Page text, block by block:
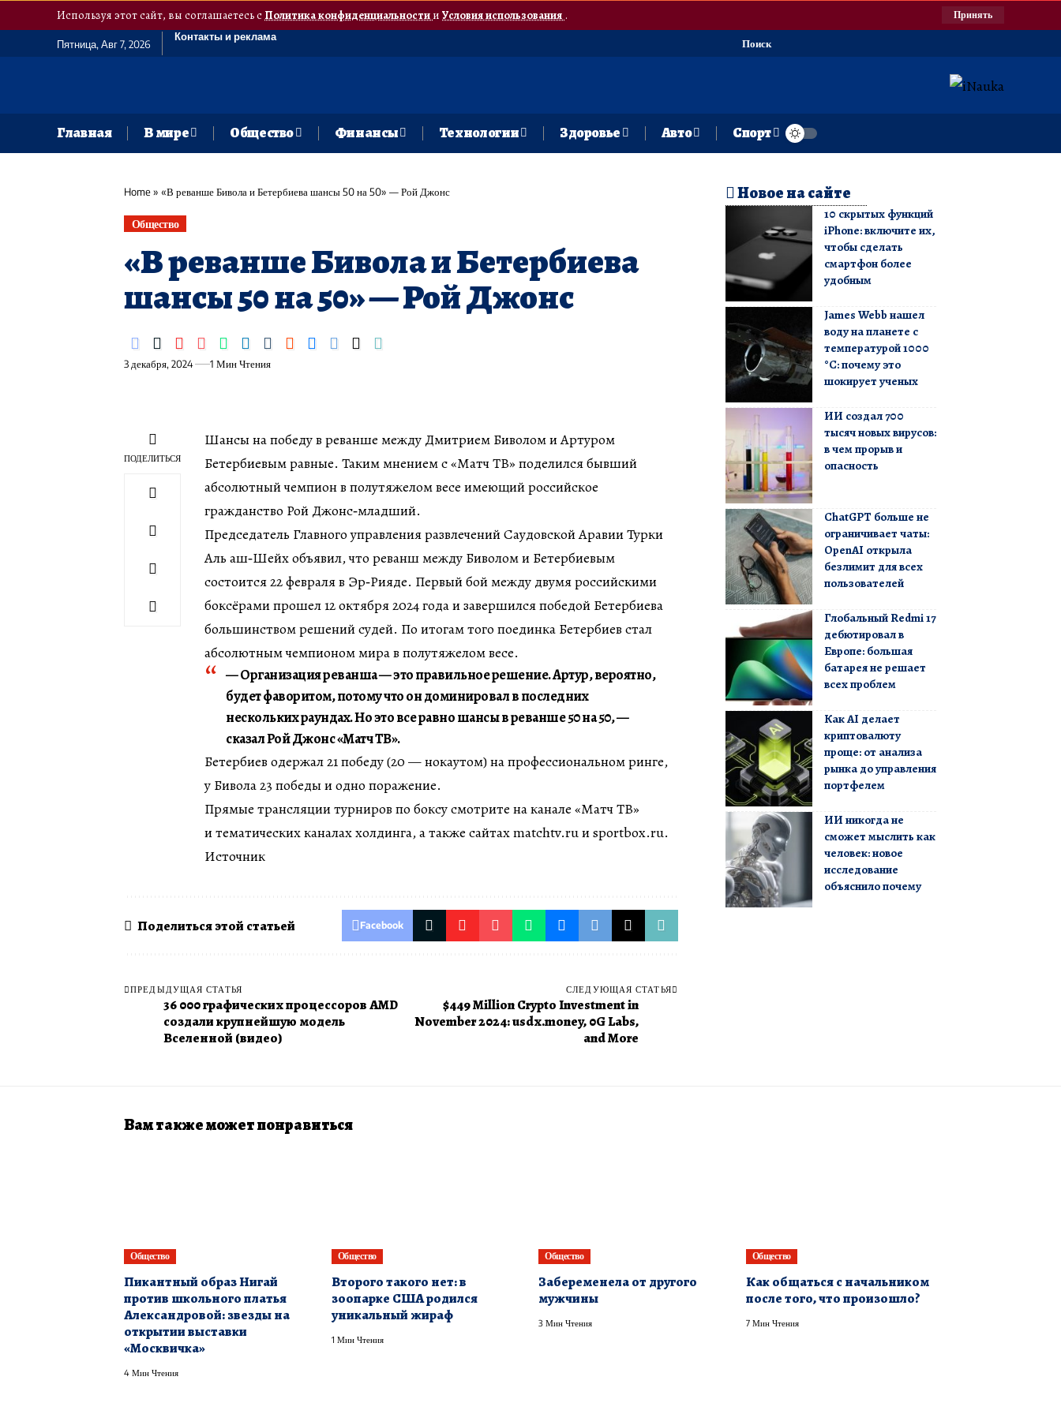
Используя этот сайт, вы соглашаетесь сПолитика конфиденциальностии Условия использования. Принять
Пятница, Авг 7, 2026
Контакты и реклама
Поиск
Главная В мире Общество Финансы Технологии Здоровье Авто Спорт
Home» «В реванше Бивола и Бетербиева шансы 50 на 50» — Рой Джонс
Общество
«В реванше Бивола и Бетербиева
шансы 50 на 50» — Рой Джонс
3 декабря, 2024 1 Мин Чтения
ПОДЕЛИТЬСЯ
Шансы на победу в реванше между Дмитрием Биволом и Артуром
Бетербиевым равные. Таким мнением с «Матч ТВ» поделился бывший
абсолютный чемпион в полутяжелом весе имеющий российское
гражданство Рой Джонс‑младший.
Председатель Главного управления развлечений Саудовской Аравии Турки
Аль аш‑Шейх объявил, что реванш между Биволом и Бетербиевым
состоится 22 февраля в Эр‑Рияде. Первый бой между двумя российскими
боксёрами прошел 12 октября 2024 года и завершился победой Бетербиева
большинством решений судей. По итогам того поединка Бетербиев стал
абсолютным чемпионом мира в полутяжелом весе.
— Организация реванша — это правильное решение. Артур, вероятно,
будет фаворитом, потому что он доминировал в последних
нескольких раундах. Но это все равно шансы в реванше 50 на 50, —
сказал Рой Джонс «Матч ТВ».
Бетербиев одержал 21 победу (20 — нокаутом) на профессиональном ринге,
у Бивола 23 победы и одно поражение.
Прямые трансляции турниров по боксу смотрите на канале «Матч ТВ»
и тематических каналах холдинга, а также сайтах matchtv.ru и sportbox.ru.
Источник
Поделиться этой статьей Facebook
ПРЕДЫДУЩАЯ СТАТЬЯ
36 000 графических процессоров AMD
создали крупнейшую модель
Вселенной (видео)
СЛЕДУЮЩАЯ СТАТЬЯ
$449 Million Crypto Investment in
November 2024: usdx.money, 0G Labs,
and More
Новое на сайте
10 скрытых функций
iPhone: включите их,
чтобы сделать
смартфон более
удобным
James Webb нашел
воду на планете с
температурой 1000
°C: почему это
шокирует ученых
ИИ создал 700
тысяч новых вирусов:
в чем прорыв и
опасность
ChatGPT больше не
ограничивает чаты:
OpenAI открыла
безлимит для всех
пользователей
Глобальный Redmi 17
дебютировал в
Европе: большая
батарея не решает
всех проблем
Как AI делает
криптовалюту
проще: от анализа
рынка до управления
портфелем
ИИ никогда не
сможет мыслить как
человек: новое
исследование
объяснило почему
Вам также может понравиться
Общество
Пикантный образ Нигай
против школьного платья
Александровой: звезды на
открытии выставки
«Москвичка»
4 Мин Чтения
Общество
Второго такого нет: в
зоопарке США родился
уникальный жираф
1 Мин Чтения
Общество
Забеременела от другого
мужчины
3 Мин Чтения
Общество
Как общаться с начальником
после того, что произошло?
7 Мин Чтения